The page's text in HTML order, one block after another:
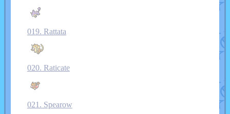
019. Rattata
020. Raticate
021. Spearow